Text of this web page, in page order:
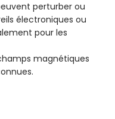
perturber ou
électroniques ou
pour les
magnétiques